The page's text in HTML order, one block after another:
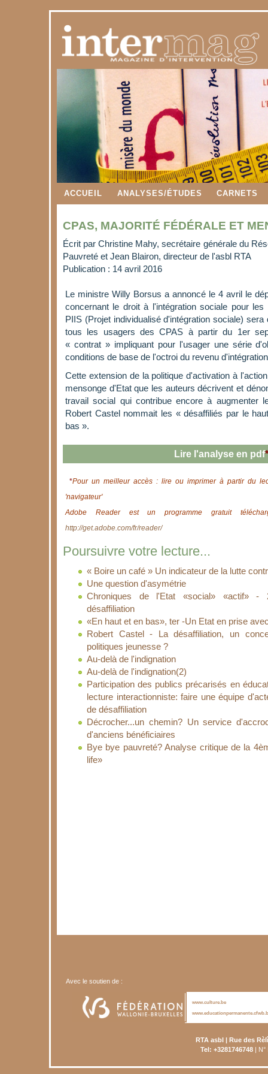
ACCUEIL ANALYSES/ÉTUDES CARNETS
CPAS, MAJORITÉ FÉDÉRALE ET
Écrit parChristine Mahy, secrétaire générale du
Pauvreté et Jean Blairon, directeur de l'asbl RTA
Publication : 14 avril 2016
Le ministre Willy Borsus a annoncé le 4 avril le
concernant le droit à l'intégration sociale pour
PIIS (Projet individualisé d'intégration sociale)
tous les usagers des CPAS à partir du 1er
« contrat » impliquant pour l'usager une série
conditions de base de l'octroi du revenu
Cette extension de la politique d'activation à
mensonge d'Etat que les auteurs décrivent et
travail social qui contribue encore à augmenter
Robert Castel nommait les « désaffiliés par le
bas ».
Lire l'analyse en pdf*
*Pour un meilleur accès : lire ou imprimer à partir du
'navigateur'
Adobe Reader est un programme gratuit
http://get.adobe.com/fr/reader/
Poursuivre votre lecture...
« Boire un café » Un indicateur de la lutte
Une question d'asymétrie
Chroniques de l'Etat «social» «actif» -
désaffiliation
«En haut et en bas», ter -Un Etat en prise
Robert Castel - La désaffiliation, un
politiques jeunesse ?
Au-delà de l'indignation
Au-delà de l'indignation(2)
Participation des publics précarisés en
lecture interactionniste: faire une équipe
de désaffiliation
Décrocher...un chemin? Un service
d'anciens bénéficiaires
Bye bye pauvreté? Analyse critique de la
life»
Avec le soutien de :
www.culture.be
RTA asbl | Rue des
Tel: +3281746748| N°